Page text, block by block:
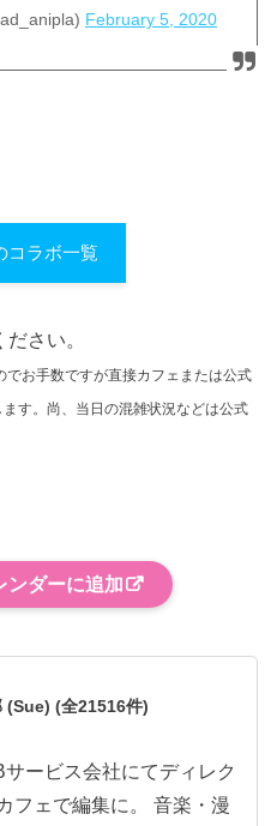
February 5, 2020
コラボ一覧
さい。
お手数ですが直接カフェまたは公式
す。尚、当日の混雑状況などは公式
ンダーに追加
(Sue)(全21516件)
ービス会社にてディレク
フェで編集に。 音楽・漫